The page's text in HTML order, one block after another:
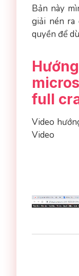
Bản này
giải nén ra
quyền để
full
Video
Video